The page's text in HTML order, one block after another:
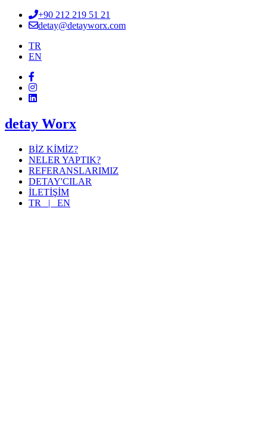
+90 212 219 51 21
detay@detayworx.com
TR
EN
detay Worx
BİZ KİMİZ?
NELER YAPTIK?
REFERANSLARIMIZ
DETAY'CILAR
İLETİŞİM
TR | EN